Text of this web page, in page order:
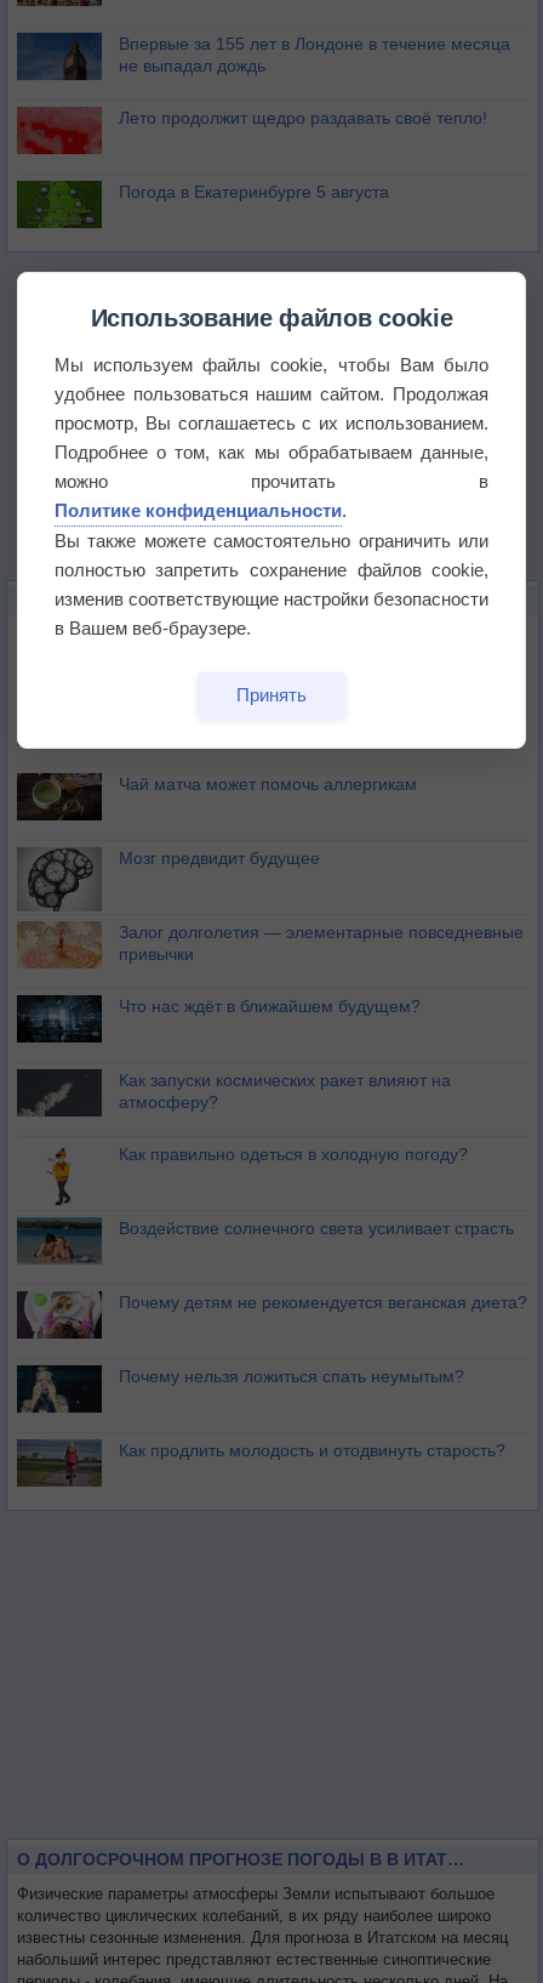
Впервые за 155 лет в Лондоне в течение месяца
не выпадал дождь
Лето продолжит щедро раздавать своё тепло!
Погода в Екатеринбурге 5 августа
ЭТО ИНТЕРЕСНО
Почему северный загар цветом отличается от
Букет сирени вреден для здоровья
Чай матча может помочь аллергикам
Мозг предвидит будущее
Залог долголетия — элементарные повседневные
привычки
Что нас ждёт в ближайшем будущем?
Как запуски космических ракет влияют на
атмосферу?
Как правильно одеться в холодную погоду?
Воздействие солнечного света усиливает страсть
Почему детям не рекомендуется веганская диета?
Почему нельзя ложиться спать неумытым?
Как продлить молодость и отодвинуть старость?
О ДОЛГОСРОЧНОМ ПРОГНОЗЕ ПОГОДЫ В В ИТАТСКОМ НА МЕСЯЦ
Физические параметры атмосферы Земли испытывают большое
количество циклических колебаний, в их ряду наиболее широко
известны сезонные изменения. Для прогноза в Итатском на месяц
набольший интерес представляют естественные синоптические
Использование файлов cookie
Мы используем файлы cookie, чтобы Вам было
удобнее пользоваться нашим сайтом. Продолжая
просмотр, Вы соглашаетесь с их использованием.
Подробнее о том, как мы обрабатываем данные,
можно прочитать в
Политике конфиденциальности.
Вы также можете самостоятельно ограничить или
полностью запретить сохранение файлов cookie,
изменив соответствующие настройки безопасности
в Вашем веб-браузере.
Принять